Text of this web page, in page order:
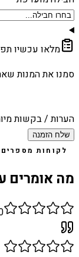
מלאו עכשיו
סמנו את המנות
הערות / בקשות
שלח הזמנה
לקוחות מספרים
מה אומרים